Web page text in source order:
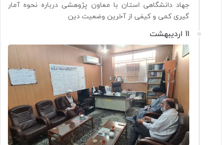
جهاد دانشگاهی استان با معاون پژوهشی درباره نحوه آمار
گیری کمی و کیفی از آخرین وضعیت دین
11 اردیبهشت